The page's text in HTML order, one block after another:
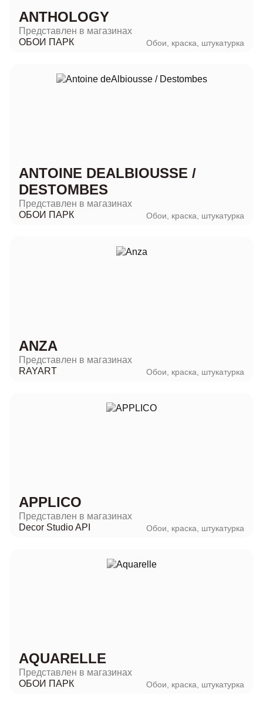
ANTHOLOGY
Представлен в магазинах
ОБОИ ПАРК
Обои, краска, штукатурка
ANTOINE DEALBIOUSSE /
DESTOMBES
Представлен в магазинах
ОБОИ ПАРК
Обои, краска, штукатурка
ANZA
Представлен в магазинах
RAYART
Обои, краска, штукатурка
APPLICO
Представлен в магазинах
Decor Studio API
Обои, краска, штукатурка
AQUARELLE
Представлен в магазинах
ОБОИ ПАРК
Обои, краска, штукатурка